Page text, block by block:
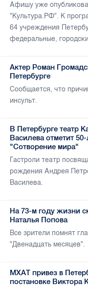
Афишу уже
"Культура.РФ". К
64 учреждения
федеральные,
Актер Роман
Петербурге
Сообщается, что
инсульт.
В Петербурге театр
Василева отметит
"Сотворение мира"
Гастроли театр
рождения Андрея
Василева.
На 73-м году жизни
Наталья Попова
Все зрители помнят
"Двенадцать месяцев".
МХАТ привез в
постановке Виктора